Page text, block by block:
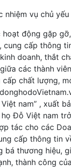
nhiệm vụ chủ yếu
hoạt động gặp
cung cấp thông
doanh, thắt
các thành
chất lượng,
nam” , xuất
họ Đỗ Việt nam
tác cho các
cấp thông tin
bá thương hiệu,
thành công